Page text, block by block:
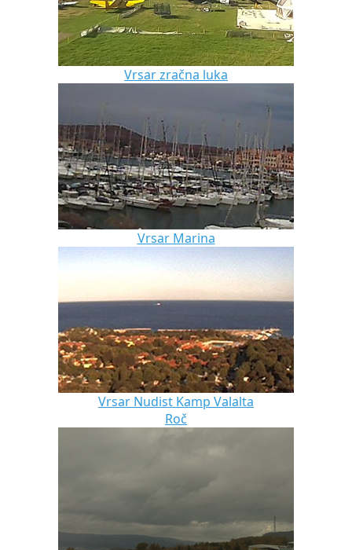
Vrsar zračna luka
Vrsar Marina
Vrsar Nudist Kamp Valalta
Roč